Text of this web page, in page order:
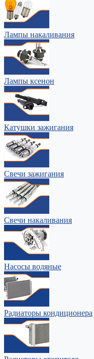
Лампы накаливания
Лампы ксенон
Катушки зажигания
Свечи зажигания
Свечи накаливания
Насосы водяные
Радиаторы кондиционера